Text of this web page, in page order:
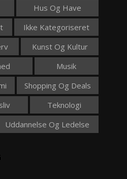
Hus Og Have
Ikke Kategoriseret
Kunst Og Kultur
Musik
Shopping Og Deals
Teknologi
Uddannelse Og Ledelse